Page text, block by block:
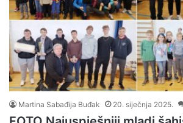
Martina Sabađija Buđak 20. siječnja 2025.